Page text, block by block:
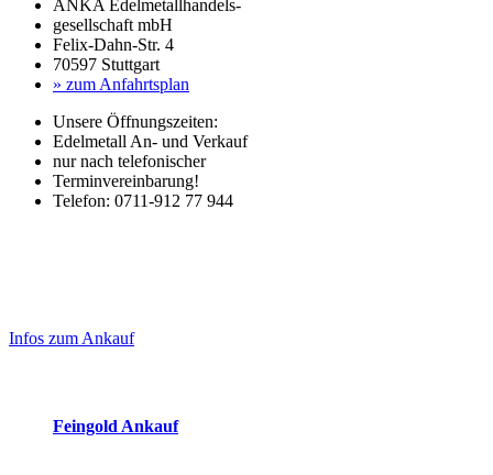
ANKA Edelmetallhandels-
gesellschaft mbH
Felix-Dahn-Str. 4
70597 Stuttgart
» zum Anfahrtsplan
Unsere Öffnungszeiten:
Edelmetall An- und Verkauf
nur nach telefonischer
Terminvereinbarung!
Telefon: 0711-912 77 944
Sidebar
Infos zum Ankauf
Feingold Ankauf